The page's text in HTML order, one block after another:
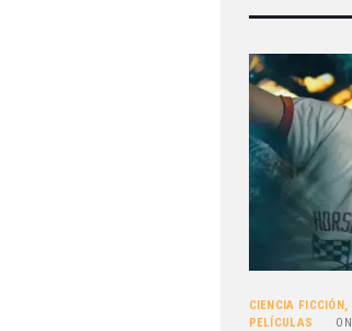
CIENCIA FICCIÓN,
PELÍCULAS
ON